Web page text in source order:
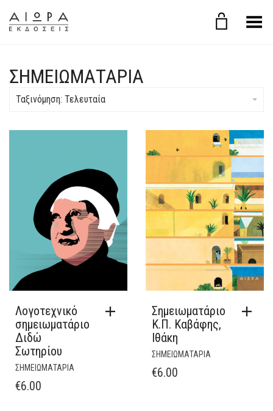
Εναλλαγή μενού
ΣΗΜΕΙΩΜΑΤΑΡΙΑ
Ταξινόμηση: Τελευταία
Λογοτεχνικό
σημειωματάριο
Διδώ
Σωτηρίου
ΣΗΜΕΙΩΜΑΤΑΡΙΑ
€6.00
Σημειωματάριο
Κ.Π. Καβάφης,
Ιθάκη
ΣΗΜΕΙΩΜΑΤΑΡΙΑ
€6.00